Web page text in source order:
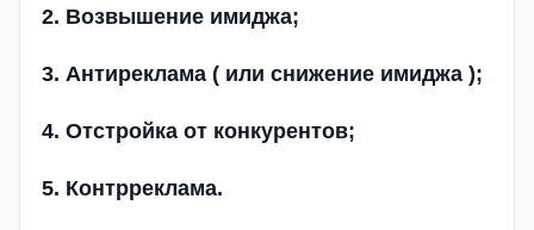
2. Возвышение имиджа;
3. Антиреклама ( или снижение имиджа );
4. Отстройка от конкурентов;
5. Контрреклама.